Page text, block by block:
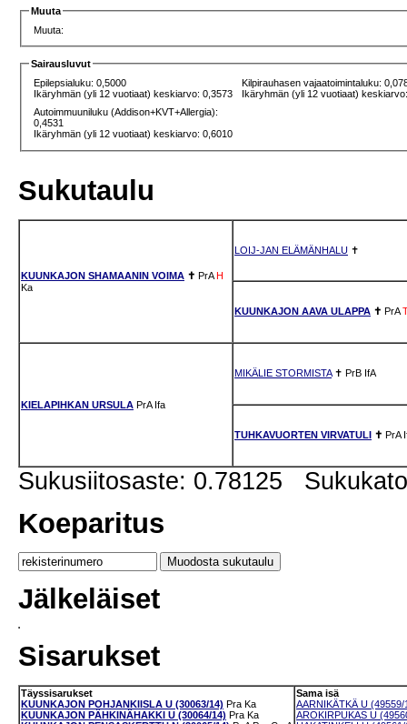
Muuta
Muuta:
Sairausluvut
Epilepsialuku: 0,5000
Ikäryhmän (yli 12 vuotiaat) keskiarvo: 0,3573
Kilpirauhasen vajaatoimintaluku:
Ikäryhmän (yli 12 vuotiaat)
Autoimmuuniluku (Addison+KVT+Allergia):
0,4531
Ikäryhmän (yli 12 vuotiaat) keskiarvo: 0,6010
Sukutaulu
KUUNKAJON SHAMAANIN VOIMA ✝ PrA H
Ka
LOIJ-JAN ELÄMÄNHALU ✝
KUUNKAJON AAVA ULAPPA ✝ PrA
KIELAPIHKAN URSULA PrA Ifa
MIKÄLIE STORMISTA✝ PrB IfA
TUHKAVUORTEN VIRVATULI ✝ PrA
Sukusiitosaste: 0.78125
Koeparitus
Jälkeläiset
Sisarukset
Täyssisarukset
KUUNKAJON POHJANKIISLA U (30063/14) Pra Ka
KUUNKAJON PÄHKINÄHAKKI U (30064/14) Pra Ka
Sama isä
AARNIKÄTKÄ U (49559/
AROKIRPUKAS U